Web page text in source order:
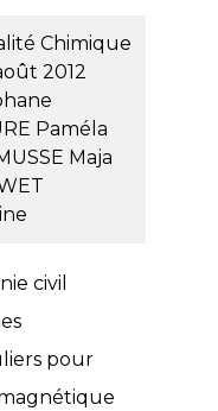
Chimique
2012
Paméla
Maja
civil
pour